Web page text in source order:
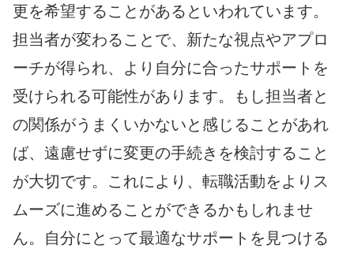
更を希望することがあるといわれています。
担当者が変わることで、新たな視点やアプロ
ーチが得られ、より自分に合ったサポートを
受けられる可能性があります。もし担当者と
の関係がうまくいかないと感じることがあれ
ば、遠慮せずに変更の手続きを検討すること
が大切です。これにより、転職活動をよりス
ムーズに進めることができるかもしれませ
ん。自分にとって最適なサポートを見つける